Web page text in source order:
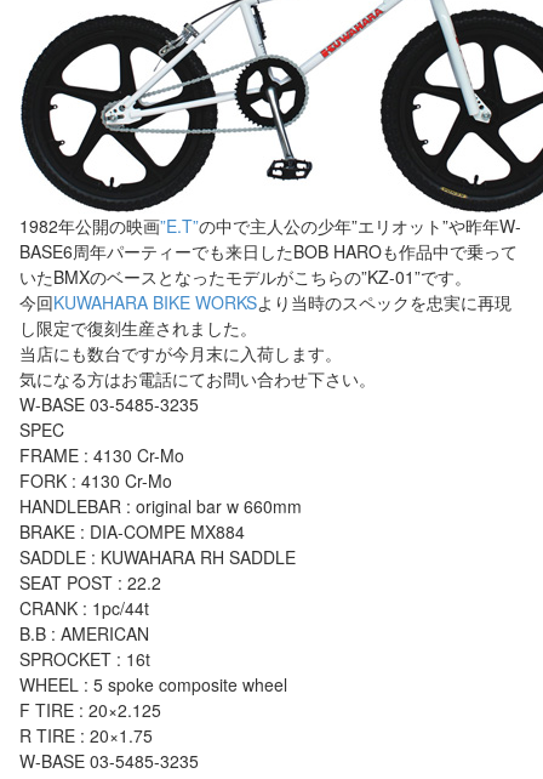
1982年公開の映画”E.T”の中で主人公の少年”エリオット”や昨年W-
BASE6周年パーティーでも来日したBOB HAROも作品中で乗って
いたBMXのベースとなったモデルがこちらの”KZ-01”です。
今回KUWAHARA BIKE WORKSより当時のスペックを忠実に再現
し限定で復刻生産されました。
当店にも数台ですが今月末に入荷します。
気になる方はお電話にてお問い合わせ下さい。
W-BASE 03-5485-3235
SPEC
FRAME : 4130 Cr-Mo
FORK : 4130 Cr-Mo
HANDLEBAR : original bar w 660mm
BRAKE : DIA-COMPE MX884
SADDLE : KUWAHARA RH SADDLE
SEAT POST : 22.2
CRANK : 1pc/44t
B.B : AMERICAN
SPROCKET : 16t
WHEEL : 5 spoke composite wheel
F TIRE : 20×2.125
R TIRE : 20×1.75
W-BASE 03-5485-3235